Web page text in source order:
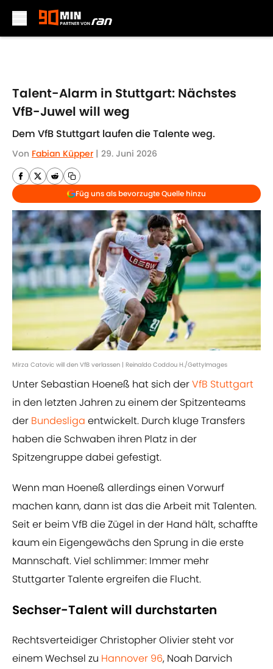
Talent-Alarm in Stuttgart: Nächstes
VfB-Juwel will weg
Dem VfB Stuttgart laufen die Talente weg.
Von Fabian Küpper | 29. Juni 2026
Füg uns als bevorzugte Quelle hinzu
Mirza Catovic will den VfB verlassen | Reinaldo Coddou H./GettyImages
Unter Sebastian Hoeneß hat sich derVfB Stuttgart
in den letzten Jahren zu einem der Spitzenteams
der Bundesliga entwickelt. Durch kluge Transfers
haben die Schwaben ihren Platz in der
Spitzengruppe dabei gefestigt.
Wenn man Hoeneß allerdings einen Vorwurf
machen kann, dann ist das die Arbeit mit Talenten.
Seit er beim VfB die Zügel in der Hand hält, schaffte
kaum ein Eigengewächs den Sprung in die erste
Mannschaft. Viel schlimmer: Immer mehr
Stuttgarter Talente ergreifen die Flucht.
Sechser-Talent will durchstarten
Rechtsverteidiger Christopher Olivier steht vor
einem Wechsel zu Hannover 96, Noah Darvich